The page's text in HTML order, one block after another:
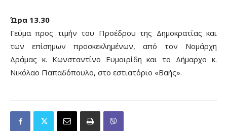
Ώρα 13.30
Γεύμα προς τιμήν του Προέδρου της Δημοκρατίας και
των επίσημων προσκεκλημένων, από τον Νομάρχη
Δράμας κ. Κωνσταντίνο Ευμοιρίδη και το Δήμαρχο κ.
Νικόλαο Παπαδόπουλο, στο εστιατόριο «Βαής».